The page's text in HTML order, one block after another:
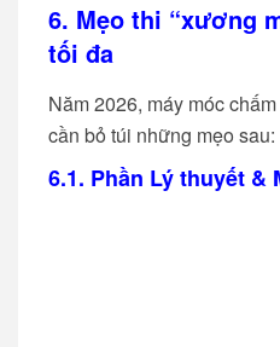
6. Mẹo thi “xương
tối đa
Năm 2026, máy móc
cần bỏ túi những mẹo sau:
6.1. Phần Lý thuyết &